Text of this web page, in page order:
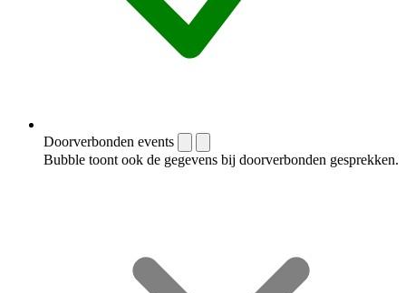
Doorverbonden events
Bubble toont ook de gegevens bij doorverbonden gesprekken.